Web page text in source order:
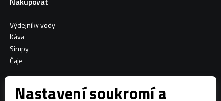
Nastavení soukromí a
Výdejníky vody
Káva
Sirupy
Čaje